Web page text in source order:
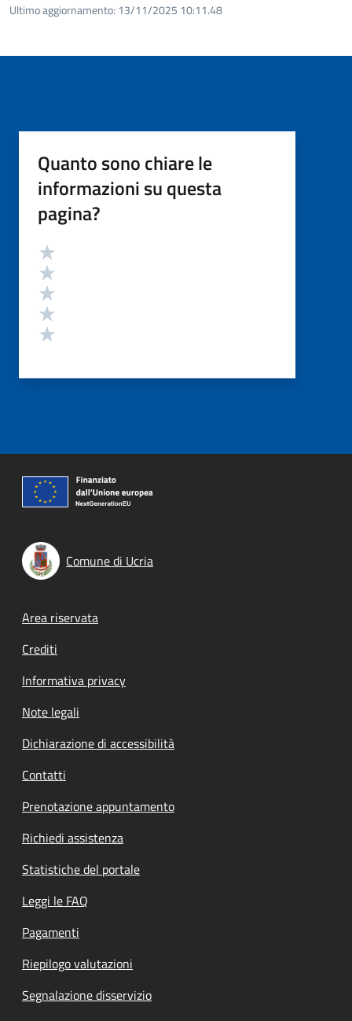
Ultimo aggiornamento: 13/11/2025 10:11.48
Quanto sono chiare le
informazioni su questa
pagina?
Valutazione
Comune di Ucria
Footer menu
Area riservata
Crediti
Informativa privacy
Note legali
Dichiarazione di accessibilità
Contatti
Prenotazione appuntamento
Richiedi assistenza
Statistiche del portale
Leggi le FAQ
Pagamenti
Riepilogo valutazioni
Segnalazione disservizio